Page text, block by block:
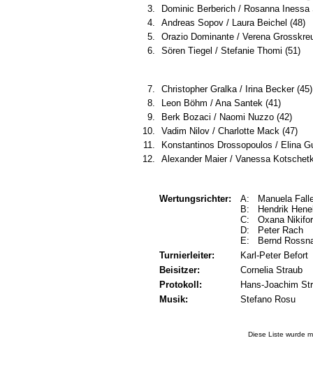
3.
Dominic Berberich / Rosanna
4.
Andreas Sopov / Laura Beichel (48)
5.
Orazio Dominante / Verena
6.
Sören Tiegel / Stefanie Thomi (51)
7.
Christopher Gralka / Irina Becker (45)
8.
Leon Böhm / Ana Santek (41)
9.
Berk Bozaci / Naomi Nuzzo (42)
10.
Vadim Nilov / Charlotte Mack (47)
11.
Konstantinos Drossopoulos / Elina
12.
Alexander Maier / Vanessa
Wertungsrichter:
A: Manuela
B: Hendrik
C: Oxana
D: Peter Rach
E: Bernd
Turnierleiter:
Karl-Peter Befort
Beisitzer:
Cornelia Straub
Protokoll:
Hans-Joachim
Musik:
Stefano Rosu
Diese Liste wurde